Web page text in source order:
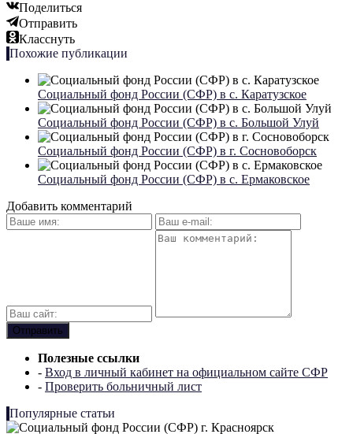
Поделиться
Отправить
Класснуть
Похожие публикации
Социальный фонд России (СФР) в с. Каратузское
Социальный фонд России (СФР) в с. Большой Улуй
Социальный фонд России (СФР) в г. Сосновоборск
Социальный фонд России (СФР) в с. Ермаковское
Добавить комментарий
Полезные ссылки
- Вход в личный кабинет на официальном сайте СФР
- Проверить больничный лист
Популярные статьи